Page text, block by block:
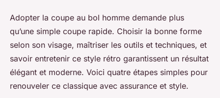
Réussir la coupe au bol
homme en 4 étapes simples
Antonin•23 septembre 2025•4 min de lecture
Adopter la coupe au bol homme demande plus
qu’une simple coupe rapide. Choisir la bonne forme
selon son visage, maîtriser les outils et techniques, et
savoir entretenir ce style rétro garantissent un résultat
élégant et moderne. Voici quatre étapes simples pour
renouveler ce classique avec assurance et style.